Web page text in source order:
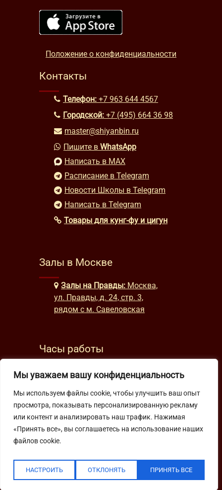
Мы уважаем вашу конфиденциальность
Мы используем файлы cookie, чтобы улучшить ваш опыт
просмотра, показывать персонализированную рекламу
или контент и анализировать наш трафик. Нажимая
«Принять все», вы соглашаетесь на использование наших
файлов cookie.
НАСТРОИТЬ ОТКЛОНЯТЬ ПРИНЯТЬ ВСЕ
Положение о конфиденциальности
Контакты
Телефон: +7 963 644 4567
Городской: +7 (495) 664 36 98
master@shiyanbin.ru
Пишите в WhatsApp
Написать в MAX
Расписание в Telegram
Новости Школы в Telegram
Написать в Telegram
Товары для кунг-фу и цигун
Залы в Москве
Залы на Правды: Москва,
ул. Правды, д. 24, стр. 3,
рядом с м. Савеловская
Часы работы
будни: с 9:00 до 22:00
Подпишитесь на нашу рассылку